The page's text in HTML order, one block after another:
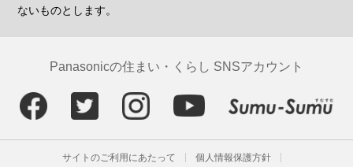
ないものとします。
Panasonicの住まい・くらし SNSアカウント
サイトのご利用にあたって 個人情報保護方針